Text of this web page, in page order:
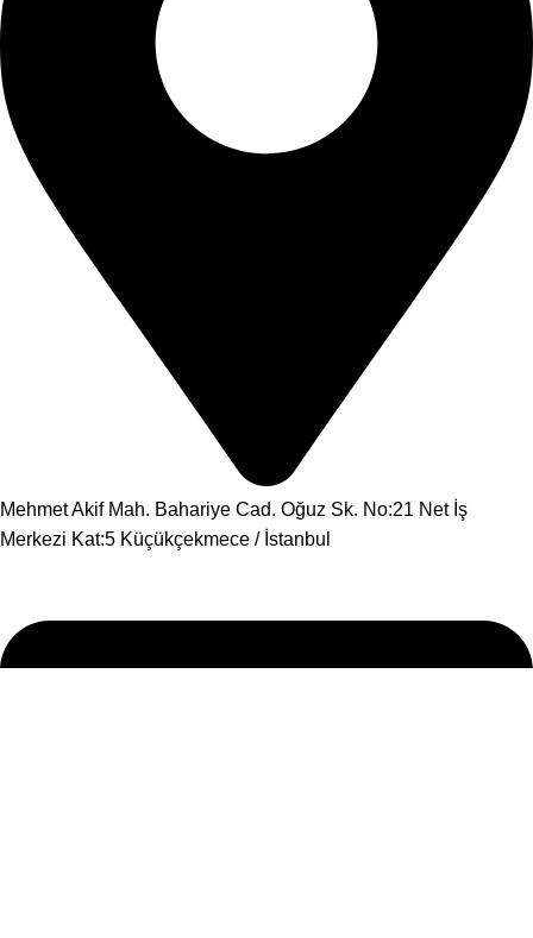
Mehmet Akif Mah. Bahariye Cad. Oğuz Sk. No:21 Net İş
Merkezi Kat:5 Küçükçekmece / İstanbul